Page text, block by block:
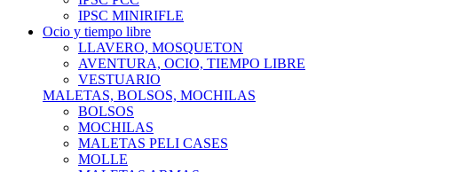
IPSC MINIRIFLE
Ocio y tiempo libre
LLAVERO, MOSQUETON
AVENTURA, OCIO, TIEMPO LIBRE
VESTUARIO
MALETAS, BOLSOS, MOCHILAS
BOLSOS
MOCHILAS
MALETAS PELI CASES
MOLLE